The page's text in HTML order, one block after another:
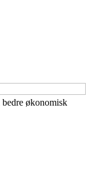
økonomisk